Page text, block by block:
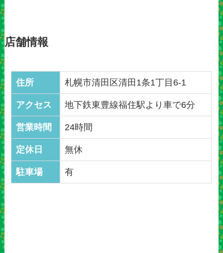
店舗情報
住所 札幌市清田区清田1条1丁目6-1
アクセス 地下鉄東豊線福住駅より車で6分
営業時間 24時間
定休日 無休
駐車場 有